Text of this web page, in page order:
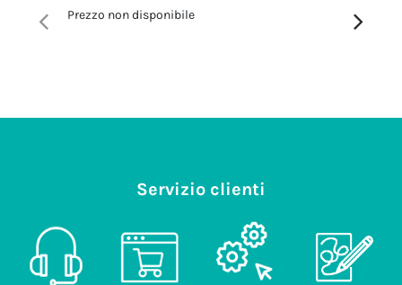
Prezzo non disponibile
Prezzo
Servizio clienti